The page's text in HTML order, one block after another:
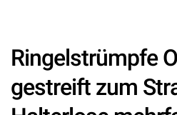
Ringelstrümpfe
gestreift zum